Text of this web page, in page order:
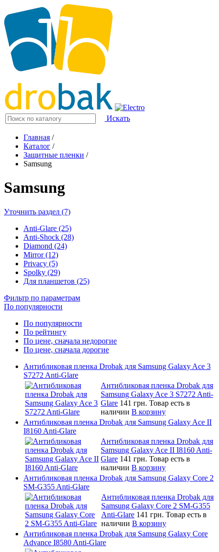
Искать
Главная /
Каталог /
Защитные пленки /
Samsung
Samsung
Уточнить раздел (7)
Anti-Glare (25)
Anti-Shock (28)
Diamond (24)
Mirror (12)
Privacy (5)
Spolky (29)
Для планшетов (25)
Фильтр по параметрам
По популярности
По популярности
По рейтингу
По цене, сначала недорогие
По цене, сначала дорогие
Антибликовая пленка Drobak для Samsung Galaxy Ace 3
S7272 Anti-Glare
Антибликовая пленка Drobak для
Samsung Galaxy Ace 3 S7272 Anti-
Glare 141 грн. Товар есть в
наличии В корзину
Антибликовая пленка Drobak для Samsung Galaxy Ace II
I8160 Anti-Glare
Антибликовая пленка Drobak для
Samsung Galaxy Ace II I8160 Anti-
Glare 141 грн. Товар есть в
наличии В корзину
Антибликовая пленка Drobak для Samsung Galaxy Core 2
SM-G355 Anti-Glare
Антибликовая пленка Drobak для
Samsung Galaxy Core 2 SM-G355
Anti-Glare 141 грн. Товар есть в
наличии В корзину
Антибликовая пленка Drobak для Samsung Galaxy Core
Advance I8580 Anti-Glare